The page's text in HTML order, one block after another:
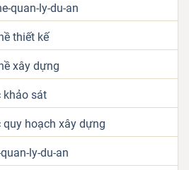
quan-ly-du-an
thiết kế
xây dựng
khảo sát
hoạch xây dựng
ly-du-an